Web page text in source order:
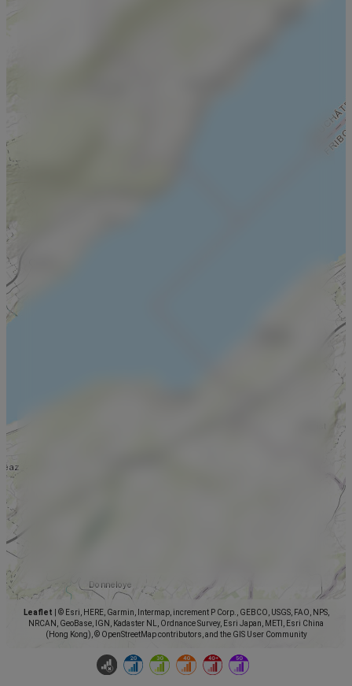
Leaflet
© Esri, HERE, Garmin, Intermap, increment P Corp., GEBCO, USGS, FAO, NPS,
NRCAN, GeoBase, IGN, Kadaster NL, Ordnance Survey, Esri Japan, METI, Esri China
(Hong Kong), © OpenStreetMap contributors, and the GIS User Community